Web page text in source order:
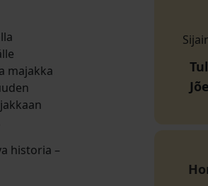
majakka
historia –